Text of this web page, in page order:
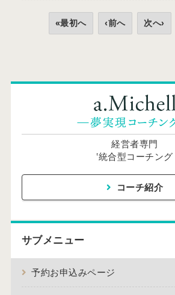
«最初へ ‹前へ 次へ›
経営者専門
‛統合型コーチング
コーチ紹介
サブメニュー
予約お申込みページ